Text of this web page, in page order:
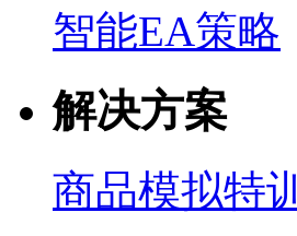
智能EA策略
解决方案
商品模拟特